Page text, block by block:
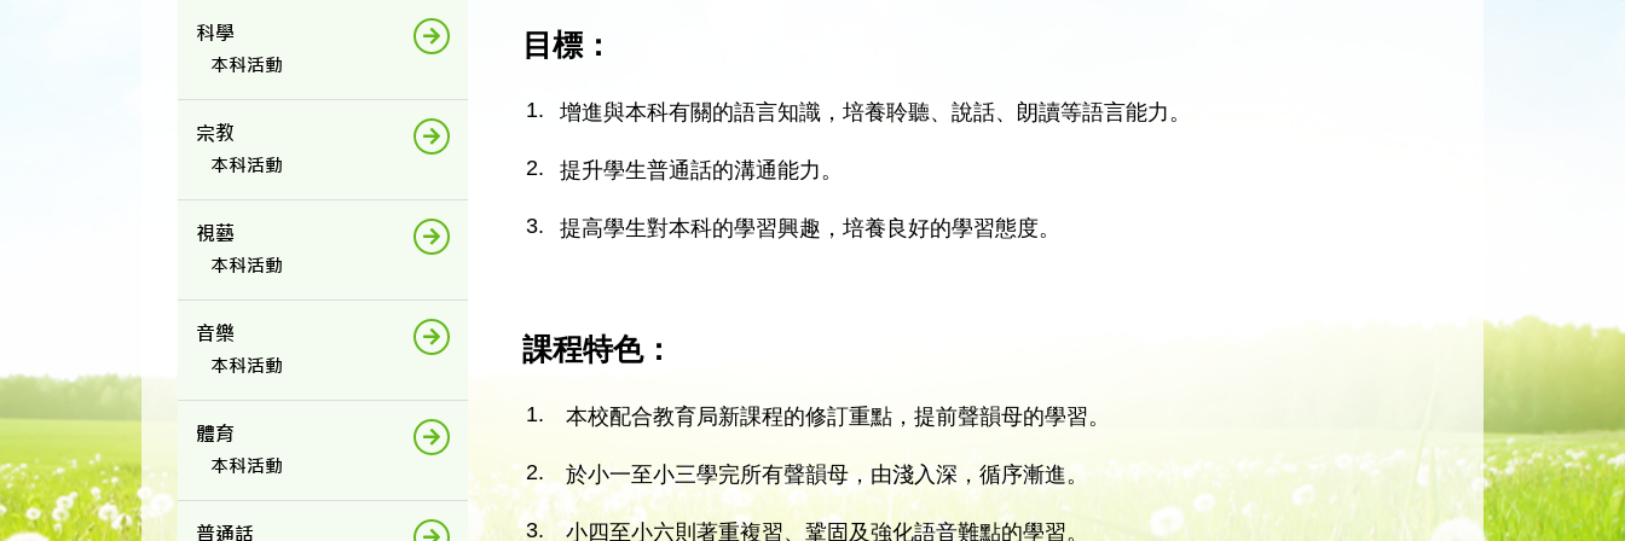
科學
本科活動
宗教
本科活動
視藝
本科活動
音樂
本科活動
體育
本科活動
普通話
目標：
1. 增進與本科有關的語言知識，培養聆聽、說話、朗讀等語言能力。
2. 提升學生普通話的溝通能力。
3. 提高學生對本科的學習興趣，培養良好的學習態度。
課程特色：
1. 本校配合教育局新課程的修訂重點，提前聲韻母的學習。
2. 於小一至小三學完所有聲韻母，由淺入深，循序漸進。
3. 小四至小六則著重複習、鞏固及強化語音難點的學習。